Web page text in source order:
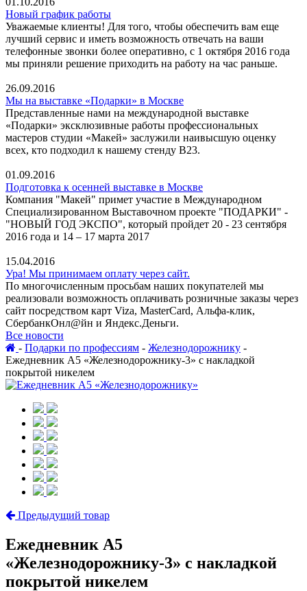
Новый график работы
Уважаемые клиенты! Для того, чтобы обеспечить вам еще
лучший сервис и иметь возможность отвечать на ваши
телефонные звонки более оперативно, с 1 октября 2016 года
мы приняли решение приходить на работу на час раньше.
26.09.2016
Мы на выставке «Подарки» в Москве
Представленные нами на международной выставке
«Подарки» эксклюзивные работы профессиональных
мастеров студии «Макей» заслужили наивысшую оценку
всех, кто подходил к нашему стенду В23.
01.09.2016
Подготовка к осенней выставке в Москве
Компания "Макей" примет участие в Международном
Специализированном Выставочном проекте "ПОДАРКИ" -
"НОВЫЙ ГОД ЭКСПО", который пройдет 20 - 23 сентября
2016 года и 14 – 17 марта 2017
15.04.2016
Ура! Мы принимаем оплату через сайт.
По многочисленным просьбам наших покупателей мы
реализовали возможность оплачивать розничные заказы через
сайт посредством карт Viza, MasterCard, Альфа-клик,
СбербанкОнл@йн и Яндекс.Деньги.
Все новости
- Подарки по профессиям - Железнодорожнику -
Ежедневник А5 «Железнодорожнику-3» с накладкой
покрытой никелем
Предыдущий товар
Ежедневник А5
«Железнодорожнику-3» с накладкой
покрытой никелем